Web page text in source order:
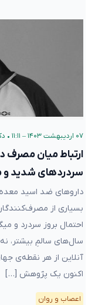
۰۷ اردیبهشت ۱۴۰۳ – ۱۱:۱۱ •
ارتباط میان مصرف
سردردهای شدید و
داروهای ضد اسید معده
بسیاری از
احتمال بروز سردرد و
سال‌های سالمِ بیشتر،
اکنون یک پژوهش […]
اعصاب و روان